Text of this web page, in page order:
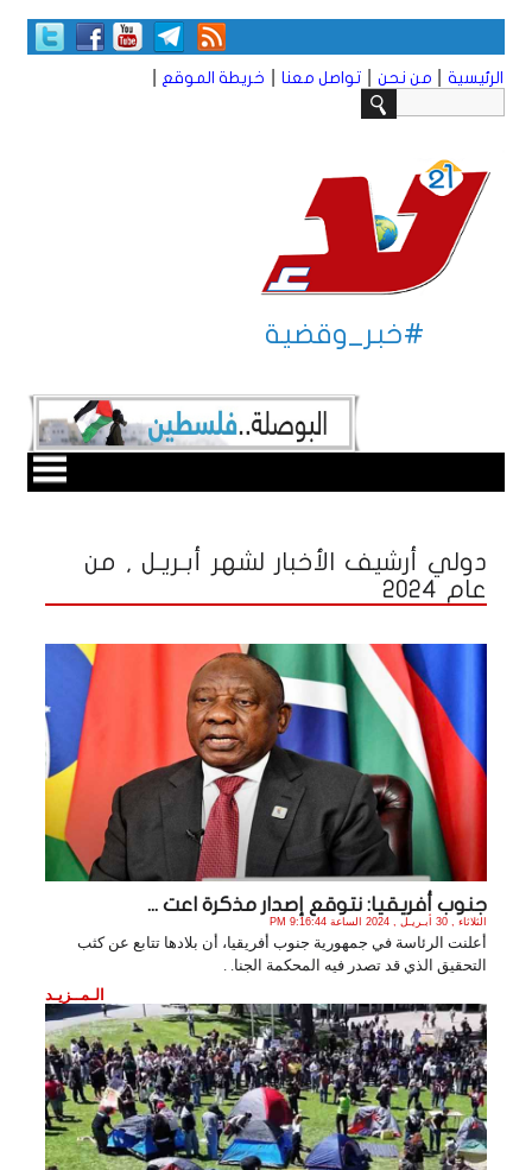
الرئيسية من نحن تواصل معنا خريطة الموقع
#خبر_وقضية
دولي أرشيف الأخبار لشهر أبـريـل , من
عام 2024
جنوب أفريقيا: نتوقع إصدار مذكرة اعت ...
الثلاثاء , 30 أبـريـل , 2024 الساعة 9:16:44 PM
أعلنت الرئاسة في جمهورية جنوب أفريقيا، أن بلادها تتابع عن كثب
التحقيق الذي قد تصدر فيه المحكمة الجنا. .
الـمــزيـد